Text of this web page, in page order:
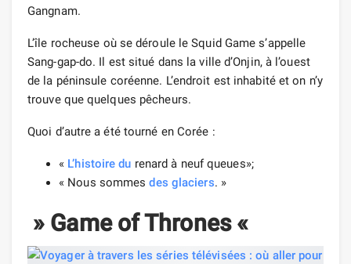
Gangnam.
L’île rocheuse où se déroule le Squid Game s’appelle
Sang-gap-do. Il est situé dans la ville d’Onjin, à l’ouest
de la péninsule coréenne. L’endroit est inhabité et on n’y
trouve que quelques pêcheurs.
Quoi d’autre a été tourné en Corée :
« L’histoire du renard à neuf queues»;
« Nous sommesdes glaciers. »
» Game of Thrones «